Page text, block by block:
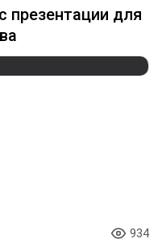
презентации для
934